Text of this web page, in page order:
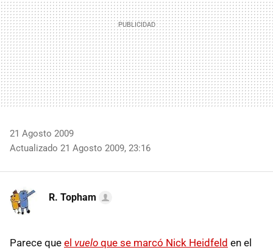
21 Agosto 2009
Actualizado 21 Agosto 2009, 23:16
R. Topham
Parece que el vuelo que se marcó Nick Heidfeld en el